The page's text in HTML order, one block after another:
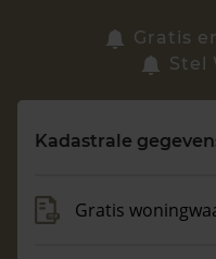
Zoek een woning
Maandag t/m vrijdag -
Gratis
Stel
Kadastrale
Gratis